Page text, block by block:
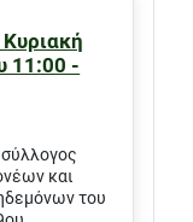
11:00 -
και
του